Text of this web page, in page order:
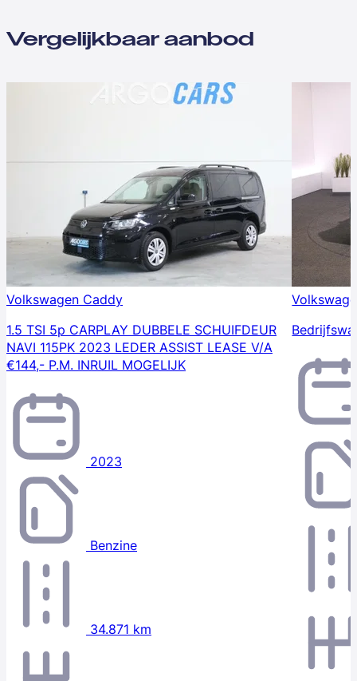
Vergelijkbaar aanbod
Volkswagen Caddy
1.5 TSI 5p CARPLAY DUBBELE SCHUIFDEUR
NAVI 115PK 2023 LEDER ASSIST LEASE V/A
€144,- P.M. INRUIL MOGELIJK
2023
Benzine
34.871 km